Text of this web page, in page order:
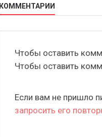
КОММЕНТАРИИ
Чтобы оставить
Чтобы оставить
Если вам не пришло
запросить его